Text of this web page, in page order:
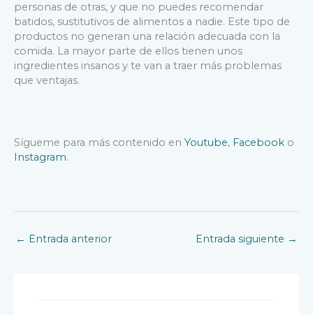
personas de otras, y que no puedes recomendar
batidos, sustitutivos de alimentos a nadie. Este tipo de
productos no generan una relación adecuada con la
comida. La mayor parte de ellos tienen unos
ingredientes insanos y te van a traer más problemas
que ventajas.
Sígueme para más contenido en Youtube, Facebook o
Instagram.
← Entrada anterior Entrada siguiente →